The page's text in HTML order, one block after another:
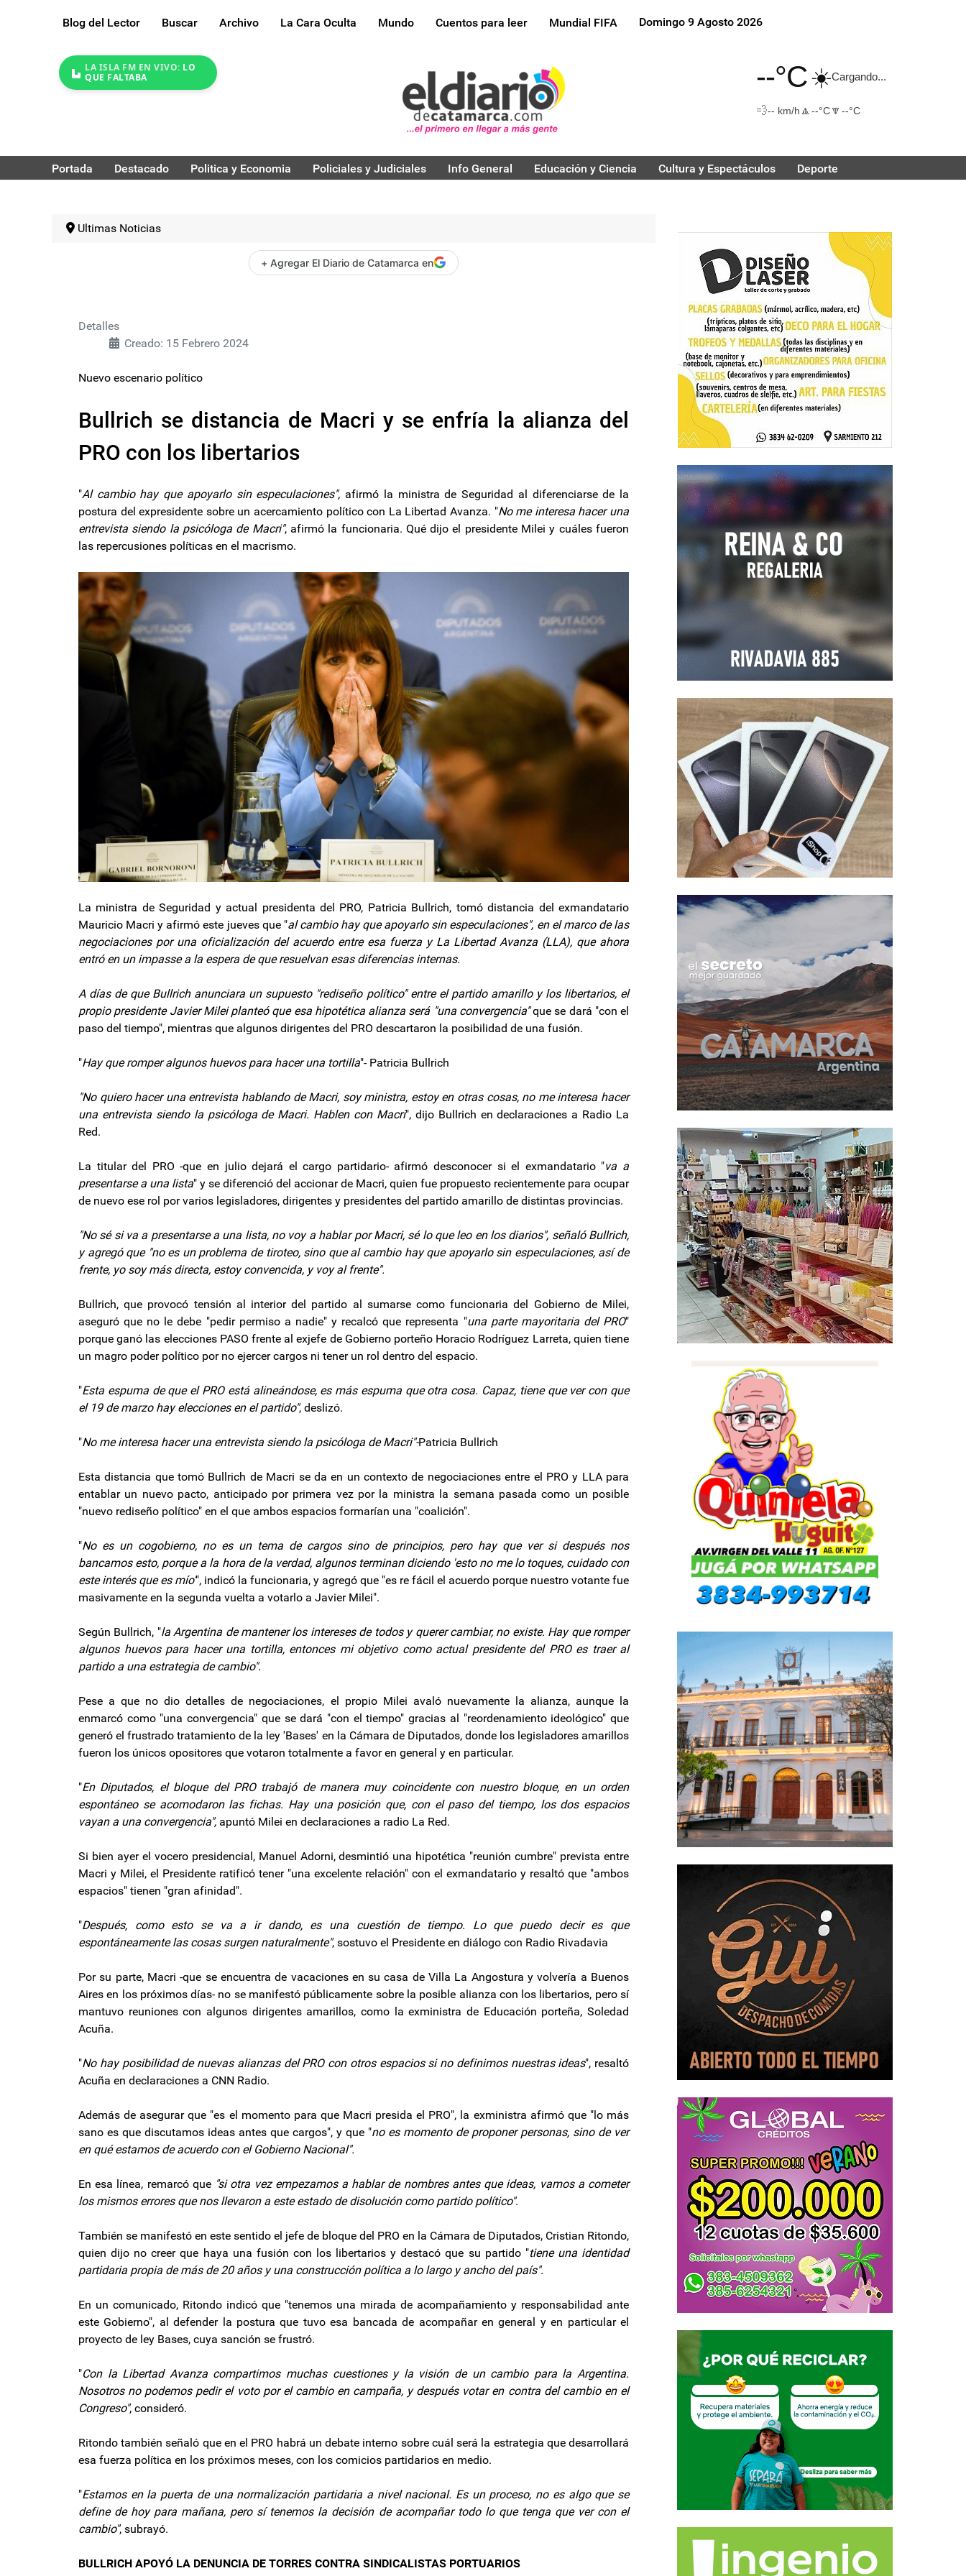
Blog del Lector Buscar Archivo La Cara Oculta Mundo Cuentos para leer Mundial FIFA Domingo 9 Agosto 2026
LA ISLA FM EN VIVO: LO
QUE FALTABA
--°C☀️Cargando...
💨-- km/h 🔼 --°C🔽 --°C
Portada Destacado Politica y Economia Policiales y Judiciales Info General Educación y Ciencia Cultura y Espectáculos Deporte
Ultimas Noticias
+ Agregar El Diario de Catamarca en
Detalles
Creado: 15 Febrero 2024
Nuevo escenario político
Bullrich se distancia de Macri y se enfría la alianza del
PRO con los libertarios
"Al cambio hay que apoyarlo sin especulaciones", afirmó la ministra de Seguridad al diferenciarse de la
postura del expresidente sobre un acercamiento político con La Libertad Avanza. "No me interesa hacer una
entrevista siendo la psicóloga de Macri", afirmó la funcionaria. Qué dijo el presidente Milei y cuáles fueron
las repercusiones políticas en el macrismo.
La ministra de Seguridad y actual presidenta del PRO, Patricia Bullrich, tomó distancia del exmandatario
Mauricio Macri y afirmó este jueves que "al cambio hay que apoyarlo sin especulaciones", en el marco de las
negociaciones por una oficialización del acuerdo entre esa fuerza y La Libertad Avanza (LLA), que ahora
entró en un impasse a la espera de que resuelvan esas diferencias internas.
A días de que Bullrich anunciara un supuesto "rediseño político" entre el partido amarillo y los libertarios, el
propio presidente Javier Milei planteó que esa hipotética alianza será "una convergencia"que se dará "con el
paso del tiempo", mientras que algunos dirigentes del PRO descartaron la posibilidad de una fusión.
"Hay que romper algunos huevos para hacer una tortilla"- Patricia Bullrich
"No quiero hacer una entrevista hablando de Macri, soy ministra, estoy en otras cosas, no me interesa hacer
una entrevista siendo la psicóloga de Macri. Hablen con Macri", dijo Bullrich en declaraciones a Radio La
Red.
La titular del PRO -que en julio dejará el cargo partidario- afirmó desconocer si el exmandatario "va a
presentarse a una lista" y se diferenció del accionar de Macri, quien fue propuesto recientemente para ocupar
de nuevo ese rol por varios legisladores, dirigentes y presidentes del partido amarillo de distintas provincias.
"No sé si va a presentarse a una lista, no voy a hablar por Macri, sé lo que leo en los diarios", señaló Bullrich,
y agregó que "no es un problema de tiroteo, sino que al cambio hay que apoyarlo sin especulaciones, así de
frente, yo soy más directa, estoy convencida, y voy al frente".
Bullrich, que provocó tensión al interior del partido al sumarse como funcionaria del Gobierno de Milei,
aseguró que no le debe "pedir permiso a nadie" y recalcó que representa "una parte mayoritaria del PRO"
porque ganó las elecciones PASO frente al exjefe de Gobierno porteño Horacio Rodríguez Larreta, quien tiene
un magro poder político por no ejercer cargos ni tener un rol dentro del espacio.
"Esta espuma de que el PRO está alineándose, es más espuma que otra cosa. Capaz, tiene que ver con que
el 19 de marzo hay elecciones en el partido", deslizó.
"No me interesa hacer una entrevista siendo la psicóloga de Macri"-Patricia Bullrich
Esta distancia que tomó Bullrich de Macri se da en un contexto de negociaciones entre el PRO y LLA para
entablar un nuevo pacto, anticipado por primera vez por la ministra la semana pasada como un posible
"nuevo rediseño político" en el que ambos espacios formarían una "coalición".
"No es un cogobierno, no es un tema de cargos sino de principios, pero hay que ver si después nos
bancamos esto, porque a la hora de la verdad, algunos terminan diciendo 'esto no me lo toques, cuidado con
este interés que es mío'", indicó la funcionaria, y agregó que "es re fácil el acuerdo porque nuestro votante fue
masivamente en la segunda vuelta a votarlo a Javier Milei".
Según Bullrich, "la Argentina de mantener los intereses de todos y querer cambiar, no existe. Hay que romper
algunos huevos para hacer una tortilla, entonces mi objetivo como actual presidente del PRO es traer al
partido a una estrategia de cambio".
Pese a que no dio detalles de negociaciones, el propio Milei avaló nuevamente la alianza, aunque la
enmarcó como "una convergencia" que se dará "con el tiempo" gracias al "reordenamiento ideológico" que
generó el frustrado tratamiento de la ley 'Bases' en la Cámara de Diputados, donde los legisladores amarillos
fueron los únicos opositores que votaron totalmente a favor en general y en particular.
"En Diputados, el bloque del PRO trabajó de manera muy coincidente con nuestro bloque, en un orden
espontáneo se acomodaron las fichas. Hay una posición que, con el paso del tiempo, los dos espacios
vayan a una convergencia", apuntó Milei en declaraciones a radio La Red.
Si bien ayer el vocero presidencial, Manuel Adorni, desmintió una hipotética "reunión cumbre" prevista entre
Macri y Milei, el Presidente ratificó tener "una excelente relación" con el exmandatario y resaltó que "ambos
espacios" tienen "gran afinidad".
"Después, como esto se va a ir dando, es una cuestión de tiempo. Lo que puedo decir es que
espontáneamente las cosas surgen naturalmente", sostuvo el Presidente en diálogo con Radio Rivadavia
Por su parte, Macri -que se encuentra de vacaciones en su casa de Villa La Angostura y volvería a Buenos
Aires en los próximos días- no se manifestó públicamente sobre la posible alianza con los libertarios, pero sí
mantuvo reuniones con algunos dirigentes amarillos, como la exministra de Educación porteña, Soledad
Acuña.
"No hay posibilidad de nuevas alianzas del PRO con otros espacios si no definimos nuestras ideas", resaltó
Acuña en declaraciones a CNN Radio.
Además de asegurar que "es el momento para que Macri presida el PRO", la exministra afirmó que "lo más
sano es que discutamos ideas antes que cargos", y que "no es momento de proponer personas, sino de ver
en qué estamos de acuerdo con el Gobierno Nacional".
En esa línea, remarcó que "si otra vez empezamos a hablar de nombres antes que ideas, vamos a cometer
los mismos errores que nos llevaron a este estado de disolución como partido político".
También se manifestó en este sentido el jefe de bloque del PRO en la Cámara de Diputados, Cristian Ritondo,
quien dijo no creer que haya una fusión con los libertarios y destacó que su partido "tiene una identidad
partidaria propia de más de 20 años y una construcción política a lo largo y ancho del país".
En un comunicado, Ritondo indicó que "tenemos una mirada de acompañamiento y responsabilidad ante
este Gobierno", al defender la postura que tuvo esa bancada de acompañar en general y en particular el
proyecto de ley Bases, cuya sanción se frustró.
"Con la Libertad Avanza compartimos muchas cuestiones y la visión de un cambio para la Argentina.
Nosotros no podemos pedir el voto por el cambio en campaña, y después votar en contra del cambio en el
Congreso", consideró.
Ritondo también señaló que en el PRO habrá un debate interno sobre cuál será la estrategia que desarrollará
esa fuerza política en los próximos meses, con los comicios partidarios en medio.
"Estamos en la puerta de una normalización partidaria a nivel nacional. Es un proceso, no es algo que se
define de hoy para mañana, pero sí tenemos la decisión de acompañar todo lo que tenga que ver con el
cambio", subrayó.
BULLRICH APOYÓ LA DENUNCIA DE TORRES CONTRA SINDICALISTAS PORTUARIOS